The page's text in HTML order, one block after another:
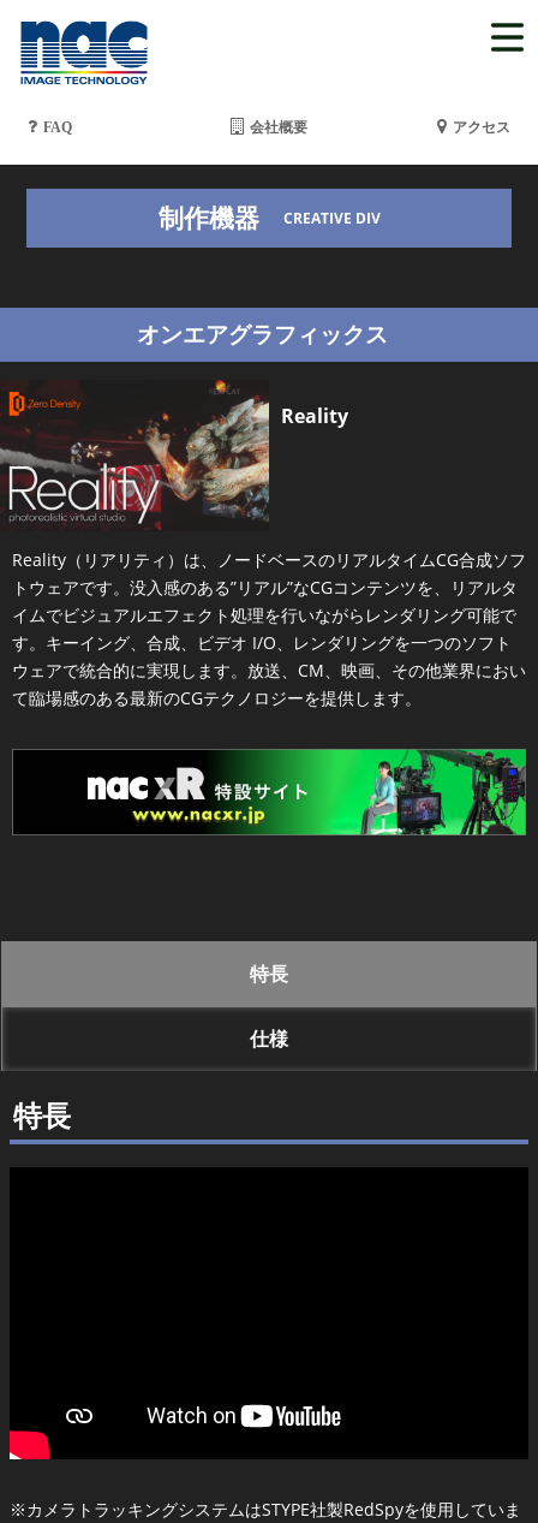
FAQ 会社概要 アクセス
制作機器 CREATIVE DIV
オンエアグラフィックス
Reality
Reality（リアリティ）は、ノードベースのリアルタイムCG合成ソフ
トウェアです。没入感のある”リアル”なCGコンテンツを、リアルタ
イムでビジュアルエフェクト処理を行いながらレンダリング可能で
す。キーイング、合成、ビデオ I/O、レンダリングを一つのソフト
ウェアで統合的に実現します。放送、CM、映画、その他業界におい
て臨場感のある最新のCGテクノロジーを提供します。
特長
仕様
特長
※カメラトラッキングシステムはSTYPE社製RedSpyを使用していま